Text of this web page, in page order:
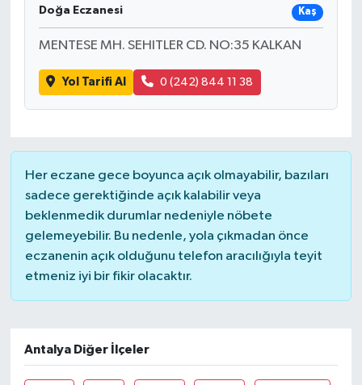
Doğa Eczanesi Kaş
MENTESE MH. SEHITLER CD. NO:35 KALKAN
Yol Tarifi Al 0 (242) 844 11 38
Her eczane gece boyunca açık olmayabilir, bazıları
sadece gerektiğinde açık kalabilir veya
beklenmedik durumlar nedeniyle nöbete
gelemeyebilir. Bu nedenle, yola çıkmadan önce
eczanenin açık olduğunu telefon aracılığıyla teyit
etmeniz iyi bir fikir olacaktır.
Antalya Diğer İlçeler